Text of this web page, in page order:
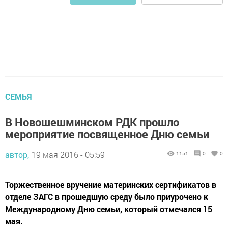
СЕМЬЯ
В Новошешминском РДК прошло
мероприятие посвященное Дню семьи
автор, 19 мая 2016 - 05:59 1151 0 0
Торжественное вручение материнских сертификатов в
отделе ЗАГС в прошедшую среду было приурочено к
Международному Дню семьи, который отмечался 15
мая.